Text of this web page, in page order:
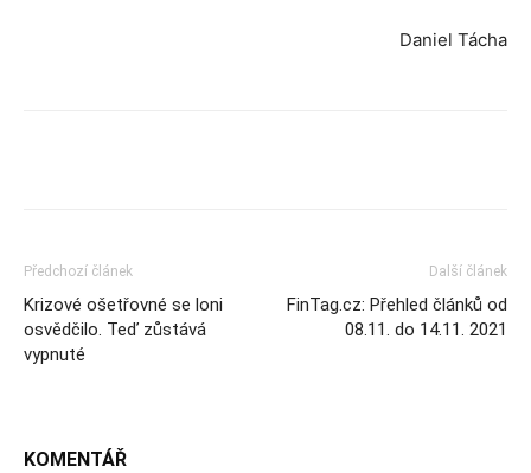
Daniel Tácha
Předchozí článek
Krizové ošetřovné se loni
osvědčilo. Teď zůstává
vypnuté
Další článek
FinTag.cz: Přehled článků od
08.11. do 14.11. 2021
KOMENTÁŘ